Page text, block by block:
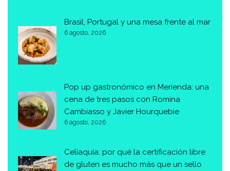
Brasil, Portugal y una mesa frente al mar
6 agosto, 2026
Pop up gastronómico en Merienda: una
cena de tres pasos con Romina
Cambiasso y Javier Hourquebie
6 agosto, 2026
Celiaquía: por qué la certificación libre
de gluten es mucho más que un sello